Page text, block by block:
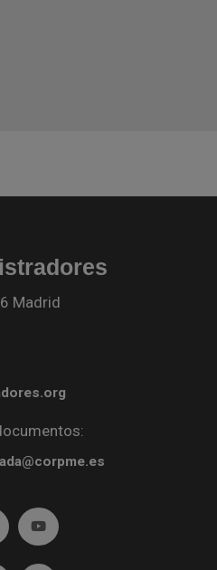
Madrid
(abre en ventana nueva)
Ir a twitter (abre en ventana nueva)
Ir a YouTube (abre en